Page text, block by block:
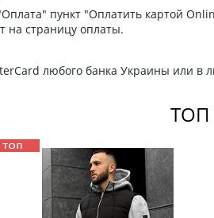
пункт "Оплатить картой
на страницу оплаты.
любого банка Украины или
ТОП